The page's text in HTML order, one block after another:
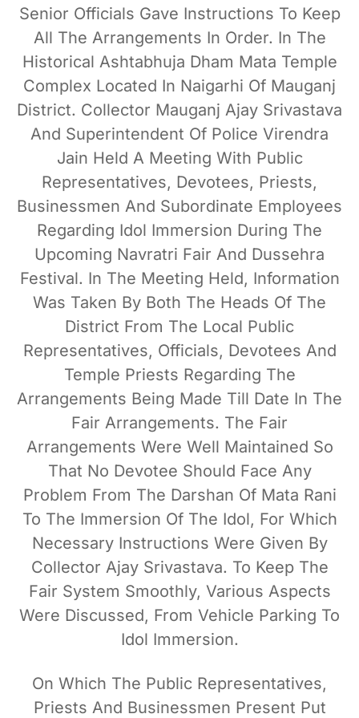
Senior Officials Gave Instructions To Keep
All The Arrangements In Order. In The
Historical Ashtabhuja Dham Mata Temple
Complex Located In Naigarhi Of Mauganj
District. Collector Mauganj Ajay Srivastava
And Superintendent Of Police Virendra
Jain Held A Meeting With Public
Representatives, Devotees, Priests,
Businessmen And Subordinate Employees
Regarding Idol Immersion During The
Upcoming Navratri Fair And Dussehra
Festival. In The Meeting Held, Information
Was Taken By Both The Heads Of The
District From The Local Public
Representatives, Officials, Devotees And
Temple Priests Regarding The
Arrangements Being Made Till Date In The
Fair Arrangements. The Fair
Arrangements Were Well Maintained So
That No Devotee Should Face Any
Problem From The Darshan Of Mata Rani
To The Immersion Of The Idol, For Which
Necessary Instructions Were Given By
Collector Ajay Srivastava. To Keep The
Fair System Smoothly, Various Aspects
Were Discussed, From Vehicle Parking To
Idol Immersion.
On Which The Public Representatives,
Priests And Businessmen Present Put